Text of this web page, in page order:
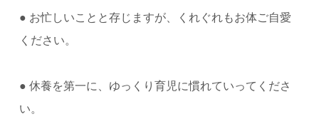
● お忙しいことと存じますが、くれぐれもお体ご自愛
ください。
● 休養を第一に、ゆっくり育児に慣れていってくださ
い。